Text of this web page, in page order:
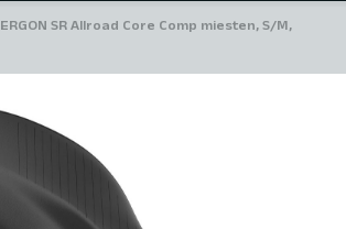
ERGON SR Allroad Core Comp miesten, S/M,